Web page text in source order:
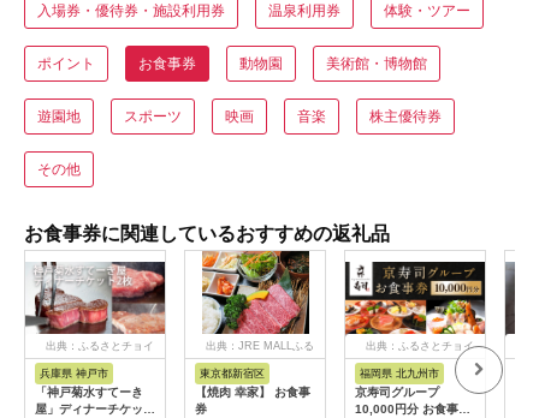
入場券・優待券・施設利用券 温泉利用券 体験・ツアー
ポイント お食事券 動物園 美術館・博物館
遊園地 スポーツ 映画 音楽 株主優待券
その他
お食事券に関連しているおすすめの返礼品
出典：ふるさとチョイ
兵庫県 神戸市
「神戸菊水すてーき
屋」ディナーチケット
出典：JRE MALLふる
東京都新宿区
【焼肉 幸家】 お食事
券
出典：ふるさとチョイ
福岡県 北九州市
京寿司グループ
10,000円分 お食事券